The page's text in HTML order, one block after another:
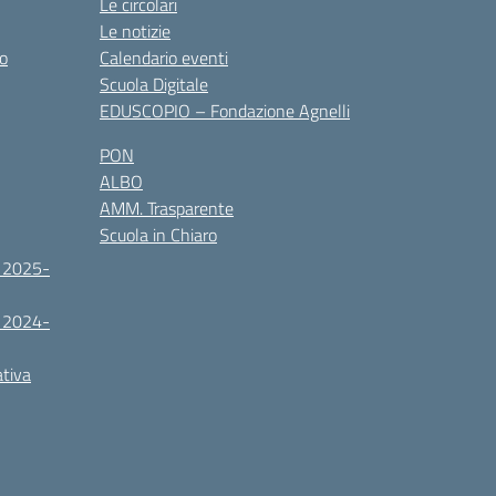
2025-
2024-
Le notizie
Calendario eventi
Scuola Digitale
EDUSCOPIO – Fondazione Agnelli
PON
ALBO
AMM. Trasparente
Scuola in Chiaro